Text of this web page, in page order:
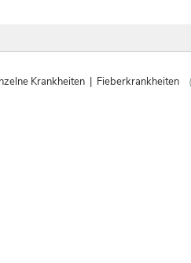
Krankheiten | Fieberkrankheiten